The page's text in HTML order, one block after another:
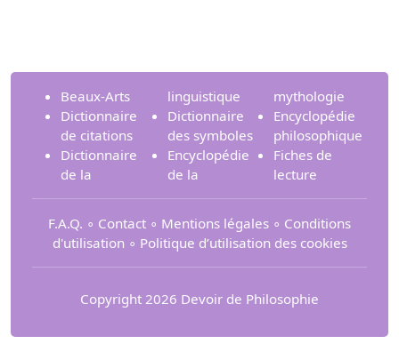
Beaux-Arts
Dictionnaire
de citations
Dictionnaire
de la
linguistique
Dictionnaire
des symboles
Encyclopédie
de la
mythologie
Encyclopédie
philosophique
Fiches de
lecture
F.A.Q. ∘ Contact ∘ Mentions légales ∘ Conditions
d'utilisation ∘ Politique d’utilisation des cookies
Copyright 2026 Devoir de Philosophie